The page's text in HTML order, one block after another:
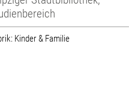
Kinder & Familie